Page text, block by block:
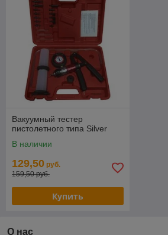
Вакуумный тестер
пистолетного типа Silver
В наличии
129,50 руб.
159,50 руб.
Купить
О нас